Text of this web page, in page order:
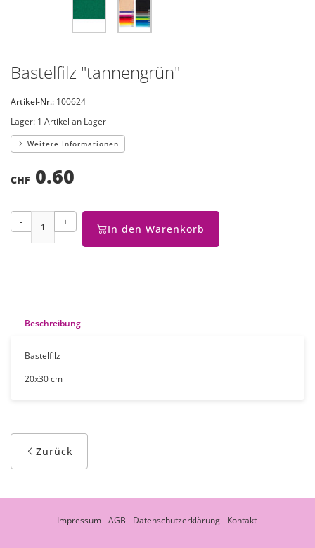
Bastelfilz "tannengrün"
Artikel-Nr.: 100624
Lager: 1 Artikel an Lager
Weitere Informationen
CHF 0.60
- +
In den Warenkorb
Beschreibung
Bastelfilz
20x30 cm
Zurück
Impressum-AGB - Datenschutzerklärung- Kontakt